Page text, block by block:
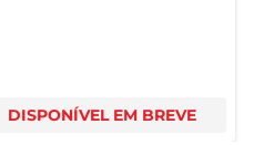
DISPONÍVEL EM BREVE